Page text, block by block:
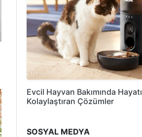
Evcil Hayvan Bakımında Hayatı
Kolaylaştıran Çözümler
SOSYAL MEDYA